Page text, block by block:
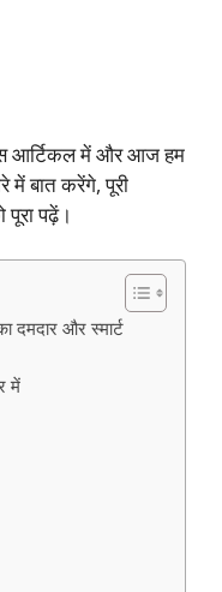
आर्टिकल में और आज हम
में बात करेंगे, पूरी
पढ़ें।
और स्मार्ट
में